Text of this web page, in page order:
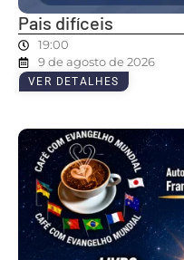
Pais difíceis
19:00
9 de agosto de 2026
VER DETALHES